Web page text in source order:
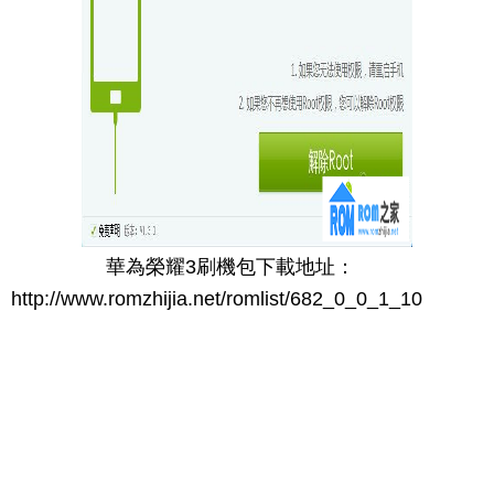
華為榮耀3刷機包下載地址：
http://www.romzhijia.net/romlist/682_0_0_1_10